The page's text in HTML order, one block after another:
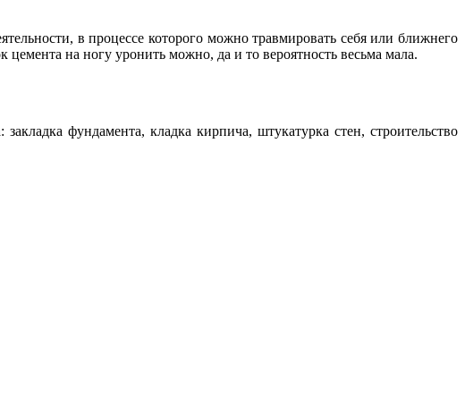
в процессе которого можно травмировать себя или ближнего
цемента на ногу уронить можно, да и то вероятность весьма мала.
фундамента, кладка кирпича, штукатурка стен, строительство